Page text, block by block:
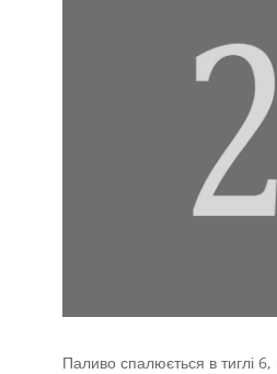
Паливо спалюється в тиглі